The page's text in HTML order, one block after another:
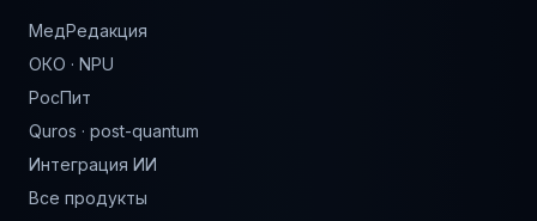
МедРедакция
ОКО · NPU
РосПит
Quros · post-quantum
Интеграция ИИ
Все продукты